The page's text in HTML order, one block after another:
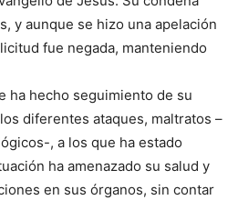
y aunque se hizo una apelación
fue negada, manteniendo
ha hecho seguimiento de su
diferentes ataques, maltratos –
, a los que ha estado
ha amenazado su salud y
en sus órganos, sin contar